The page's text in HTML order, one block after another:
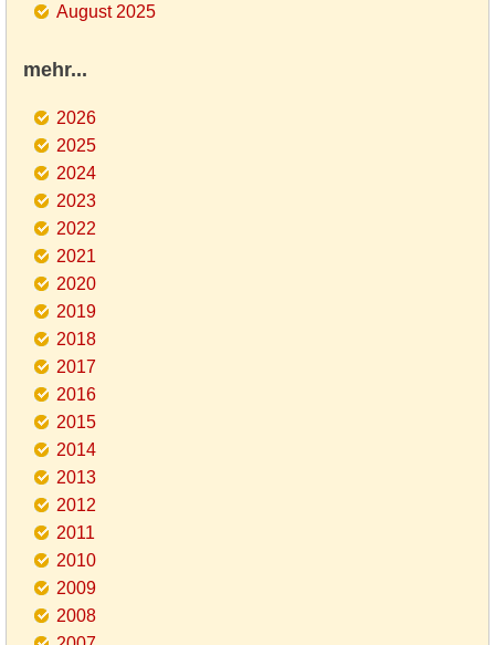
August 2025
mehr...
2026
2025
2024
2023
2022
2021
2020
2019
2018
2017
2016
2015
2014
2013
2012
2011
2010
2009
2008